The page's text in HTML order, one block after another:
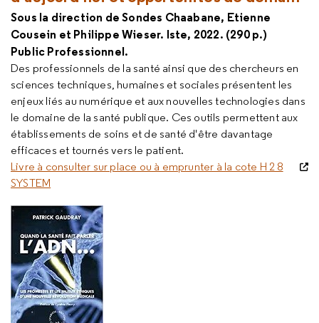
Sous la direction de Sondes Chaabane, Etienne
Cousein et Philippe Wieser. Iste, 2022. (290 p.)
Public Professionnel.
Des professionnels de la santé ainsi que des chercheurs en
sciences techniques, humaines et sociales présentent les
enjeux liés au numérique et aux nouvelles technologies dans
le domaine de la santé publique. Ces outils permettent aux
établissements de soins et de santé d'être davantage
efficaces et tournés vers le patient.
Livre à consulter sur place ou à emprunter à la cote H 2 8
SYSTEM